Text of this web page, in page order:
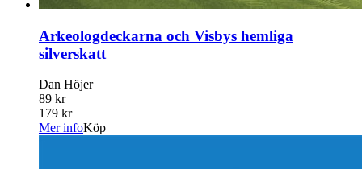
Arkeologdeckarna och Visbys hemliga
silverskatt
Dan Höjer
89 kr
179 kr
Mer infoKöp